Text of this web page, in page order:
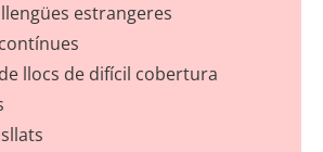
estrangeres
llocs de difícil cobertura